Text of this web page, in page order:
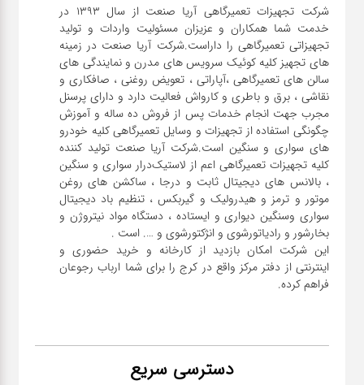
شرکت تجهیزات تعمیرگاهی آریا صنعت از سال ۱۳۹۳ در
خدمت شما همکاران و عزیزان مسئولیت واردات و تولید
تجهیزاتی تعمیرگاهی را داراست.شرکت آریا صنعت در زمینه
های تجهیز کلیه کوئیک سرویس های مدرن و نمایندگی های
سالن های تعمیرگاهی ،آپاراتی ، تعویض روغنی ، صافکاری و
نقاشی ، برق و باطری و کارواش فعالیت دارد و دارای پرسنل
مجرب جهت انجام خدمات پس از فروش ده ساله و آموزش
چگونگی استفاده از تجهیزات و وسایل تعمیرگاهی کلیه خودرو
های سواری و سنگین است.شرکت آریا صنعت تولید کننده
کلیه تجهیزات تعمیرگاهی اعم از لاستیک‌درار سواری و ‌سنگین
، بالانس های دیجیتال ثابت و درجا ، ساکشن های روغن
موتور و ترمز و هیدرولیک و گیربکس ، تنظیم باد دیجیتال
سواری و‌سنگین دیواری و ایستاده ، دستگاه مواد نیتروژن و
این شرکت امکان بازدید از کارخانه و خرید حضوری و
اینترنتی از دفتر مرکز واقع در کرج را برای شما ارباب رجوعان
فراهم کرده.
دسترسی سریع